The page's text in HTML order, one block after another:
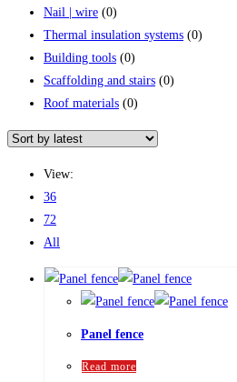
Nail | wire (0)
Thermal insulation systems (0)
Building tools (0)
Scaffolding and stairs (0)
Roof materials (0)
View:
36
72
All
Panel fence
Read more